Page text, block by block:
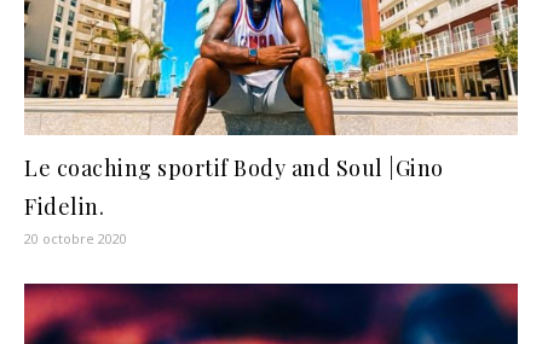
Le coaching sportif Body and Soul |Gino
Fidelin.
20 octobre 2020